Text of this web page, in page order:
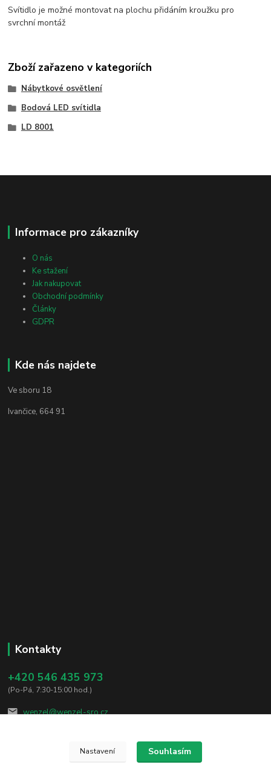
Svítidlo je možné montovat na plochu přidáním kroužku pro
svrchní montáž
Zboží zařazeno v kategoriích
Nábytkové osvětlení
Bodová LED svítidla
LD 8001
Informace pro zákazníky
O nás
Ke stažení
Jak nakupovat
Obchodní podmínky
Články
GDPR
Kde nás najdete
Ve sboru 18
Ivančice, 664 91
Kontakty
+420 546 435 973
(Po-Pá, 7:30-15:00 hod.)
wenzel@wenzel-sro.cz
Nastavení Souhlasím